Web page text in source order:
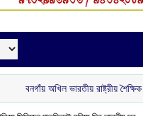
অখিল ভারতীয় রাষ্ট্রীয় শৈক্ষিক মহাসঙ্ঘের